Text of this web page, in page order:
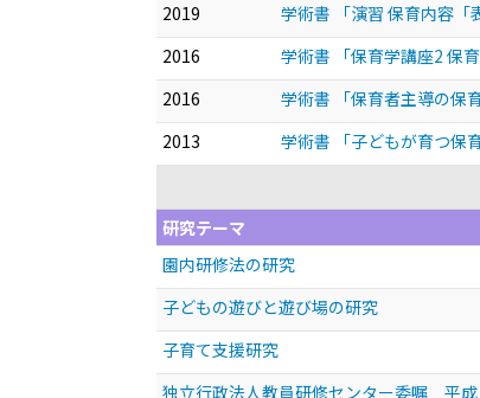
2019
学術書 「演習 保育内容「
2016
学術書 「保育学講座2 保
2016
学術書 「保育者主導の保
2013
学術書 「子どもが育つ保
研究テーマ
園内研修法の研究
子どもの遊びと遊び場の研究
子育て支援研究
独立行政法人教員研修センター委嘱 平成